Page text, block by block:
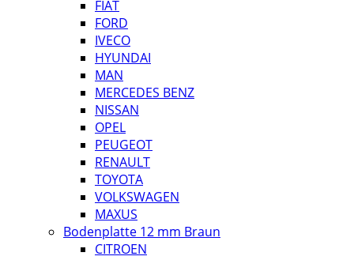
FIAT
FORD
IVECO
HYUNDAI
MAN
MERCEDES BENZ
NISSAN
OPEL
PEUGEOT
RENAULT
TOYOTA
VOLKSWAGEN
MAXUS
Bodenplatte 12 mm Braun
CITROEN